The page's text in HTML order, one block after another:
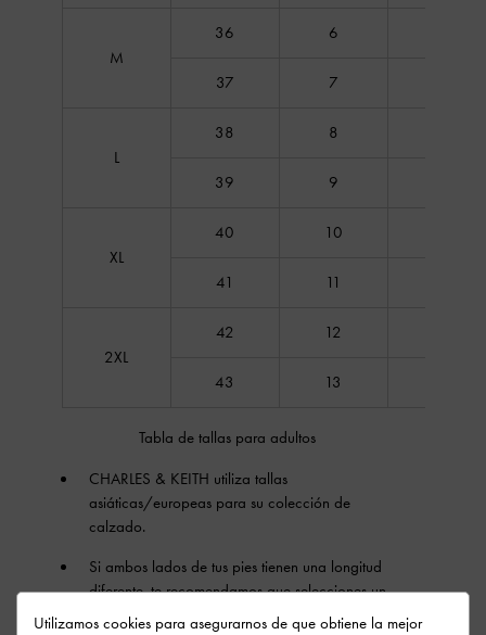
M
36 6
37 7
L
38 8
39 9
XL
40 10
41 11
2XL
42 12
43 13
Tabla de tallas para adultos
CHARLES & KEITH utiliza tallas
asiáticas/europeas para su colección de
calzado.
Si ambos lados de tus pies tienen una longitud
diferente, te recomendamos que selecciones un
tamaño de zapato basado en el lado más
Utilizamos cookies para asegurarnos de que obtiene la mejor